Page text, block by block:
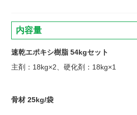
内容量
速乾エポキシ樹脂 54kgセット
主剤：18kg×2、硬化剤：18kg×1
骨材 25kg/袋